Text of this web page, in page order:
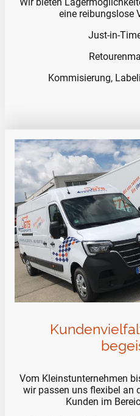
eine reibungslose
Just-in-
Kommisierung,
Vom Kleinstunternehmen
wir passen uns flexibel an
Kunden im